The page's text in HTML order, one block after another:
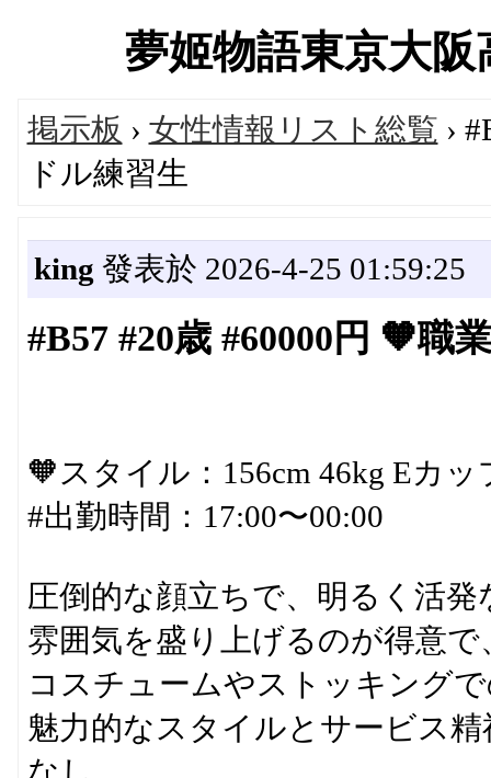
夢姬物語東京大
掲示板 › 女性情報リスト総覧 ›
ドル練習生
king 發表於 2026-4-25 01:59:25
#B57 #20歳 #60000円 🧡職
🧡スタイル：156cm 46kg Eカッ
#出勤時間：17:00〜00:00
圧倒的な顔立ちで、明るく活発
雰囲気を盛り上げるのが得意
コスチュームやストッキング
魅力的なスタイルとサービス